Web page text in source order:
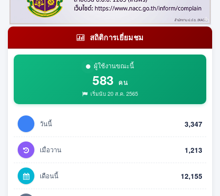
สถิติการเยี่ยมชม
ผู้ใช้งานขณะนี้
583 คน
เริ่มนับ 20 ส.ค. 2565
วันนี้ 3,347
เมื่อวาน 1,213
เดือนนี้ 12,155